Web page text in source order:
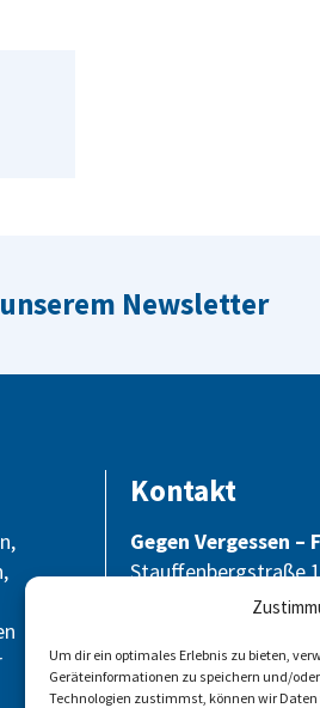
Um dir ein optimales Erlebnis zu bieten,
Geräteinformationen zu speichern und/
Technologien zustimmst, können wir
Newsletter
Kontakt
Gegen Vergessen –
Stauffenbergstraße
info@gegen-